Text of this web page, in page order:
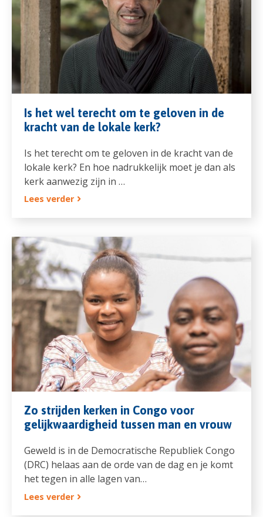
Is het wel terecht om te geloven in de
kracht van de lokale kerk?
Is het terecht om te geloven in de kracht van de
lokale kerk? En hoe nadrukkelijk moet je dan als
kerk aanwezig zijn in …
Lees verder
Zo strijden kerken in Congo voor
gelijkwaardigheid tussen man en vrouw
Geweld is in de Democratische Republiek Congo
(DRC) helaas aan de orde van de dag en je komt
het tegen in alle lagen van…
Lees verder